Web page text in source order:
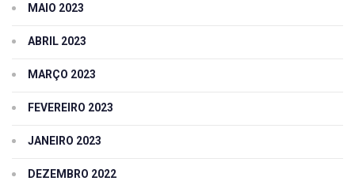
MAIO 2023
ABRIL 2023
MARÇO 2023
FEVEREIRO 2023
JANEIRO 2023
DEZEMBRO 2022